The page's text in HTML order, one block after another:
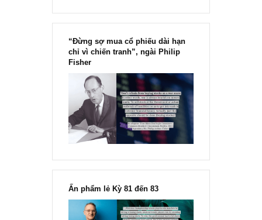
“Đừng sợ mua cổ phiếu dài hạn
chỉ vì chiến tranh”, ngài Philip